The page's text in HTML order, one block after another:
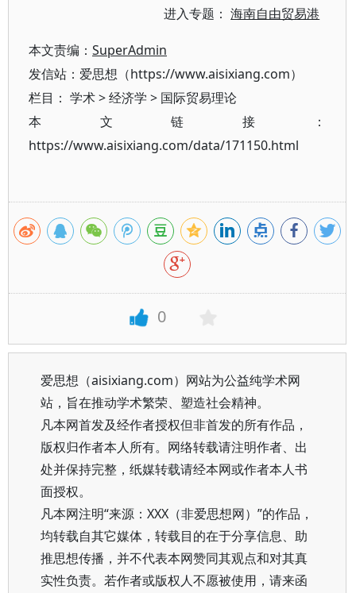
进入专题：海南自由贸易港
本文责编： SuperAdmin
发信站：爱思想（https://www.aisixiang.com）
栏目： 学术>经济学 > 国际贸易理论
本文链接：
https://www.aisixiang.com/data/171150.html
0
爱思想（aisixiang.com）网站为公益纯学术网
站，旨在推动学术繁荣、塑造社会精神。
凡本网首发及经作者授权但非首发的所有作品，
版权归作者本人所有。网络转载请注明作者、出
处并保持完整，纸媒转载请经本网或作者本人书
面授权。
凡本网注明“来源：XXX（非爱思想网）”的作品，
均转载自其它媒体，转载目的在于分享信息、助
推思想传播，并不代表本网赞同其观点和对其真
实性负责。若作者或版权人不愿被使用，请来函